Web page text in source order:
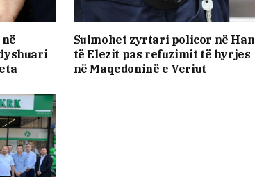
Sulmohet zyrtari policor në Han
të Elezit pas refuzimit të hyrjes
në Maqedoninë e Veriut